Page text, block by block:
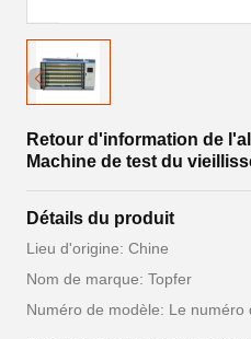
Retour d'information de
Machine de test du
Détails du produit
Lieu d'origine: Chine
Nom de marque: Topfer
Numéro de modèle: Le numéro